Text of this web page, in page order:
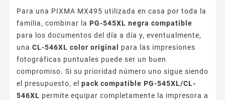
Para una PIXMA MX495 utilizada en casa por toda la
familia, combinar la PG-545XL negra compatible
para los documentos del día a día y, eventualmente,
una CL-546XL color original
para las impresiones
fotográficas puntuales puede ser un buen
compromiso. Si su prioridad número uno sigue siendo
el presupuesto, el pack compatible PG-545XL/CL-
546XL permite equipar completamente la impresora a